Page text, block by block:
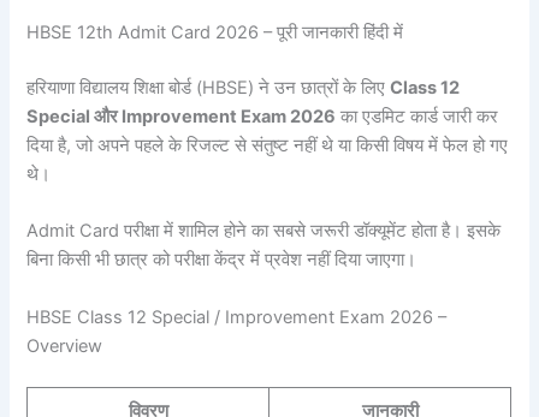
HBSE 12th Admit Card 2026 – पूरी जानकारी हिंदी में
हरियाणा विद्यालय शिक्षा बोर्ड (HBSE) ने उन छात्रों के लिएClass 12
Special और Improvement Exam 2026 का एडमिट कार्ड जारी कर
दिया है, जो अपने पहले के रिजल्ट से संतुष्ट नहीं थे या किसी विषय में फेल हो गए
थे।
Admit Card परीक्षा में शामिल होने का सबसे जरूरी डॉक्यूमेंट होता है। इसके
बिना किसी भी छात्र को परीक्षा केंद्र में प्रवेश नहीं दिया जाएगा।
HBSE Class 12 Special / Improvement Exam 2026 –
Overview
विवरण जानकारी